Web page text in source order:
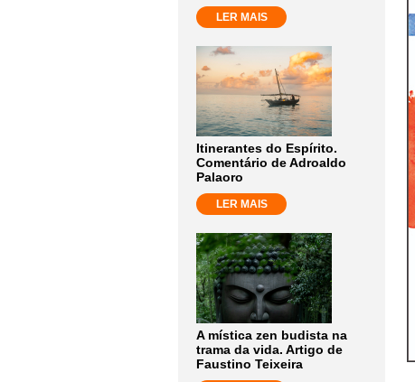
LER MAIS
Itinerantes do Espírito.
Comentário de Adroaldo
Palaoro
LER MAIS
A mística zen budista na
trama da vida. Artigo de
Faustino Teixeira